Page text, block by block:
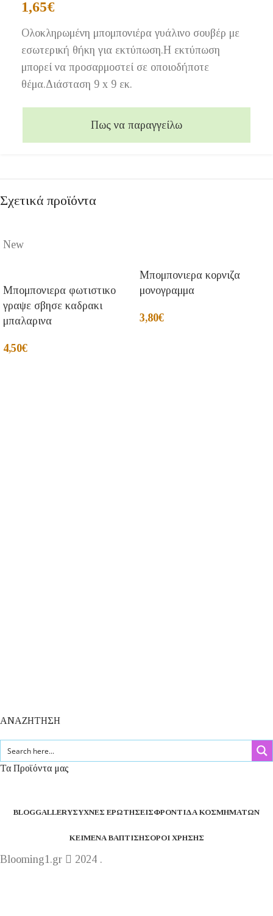
1,65€
Ολοκληρωμένη μπομπονιέρα γυάλινο σουβέρ με
εσωτερική θήκη για εκτύπωση.Η εκτύπωση
μπορεί να προσαρμοστεί σε οποιοδήποτε
θέμα.Διάσταση 9 x 9 εκ.
Πως να παραγγείλω
Σχετικά προϊόντα
New
Μπομπονιερα φωτιστικο
γραψε σβησε καδρακι
μπαλαρινα
4,50€
Μπομπονιερα κορνιζα
μονογραμμα
3,80€
ΑΝΑΖΗΤΗΣΗ
Τα Προϊόντα μας
BLOGGALLERYΣΥΧΝΈΣ ΕΡΩΤΉΣΕΙΣΦΡΟΝΤΊΔΑ ΚΟΣΜΗΜΆΤΩΝ
ΚΕΊΜΕΝΑ ΒΆΠΤΙΣΗΣΌΡΟΙ ΧΡΉΣΗΣ
Blooming1.gr
2024 .